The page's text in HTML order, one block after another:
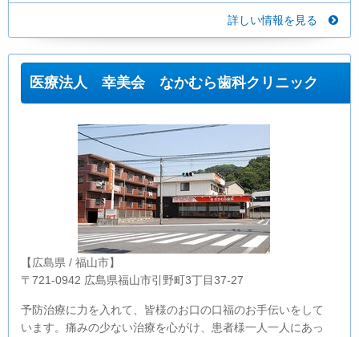
詳しい情報を見る
医療法人 幸美会 なかむら歯科クリニック
【広島県 / 福山市】
〒721-0942 広島県福山市引野町3丁目37-27
予防治療に力を入れて、皆様のお口の口福のお手伝いをして
います。痛みの少ない治療を心がけ、患者様一人一人にあっ